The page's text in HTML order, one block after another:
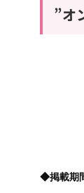
”オ
◆掲載期